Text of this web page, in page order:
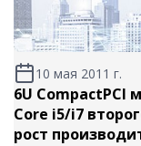
10 мая 2011 г.
6U CompactPCI
Core i5/i7
рост